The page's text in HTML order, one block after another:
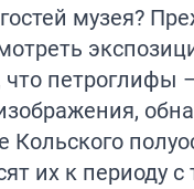
музея?
петроглифы
Кольского
их к периоду с